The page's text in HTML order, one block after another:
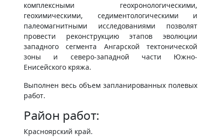
комплексными геохронологическими,
геохимическими, седиментологическими и
палеомагнитными исследованиями позволят
провести реконструкцию этапов эволюции
западного сегмента Ангарской тектонической
зоны и северо-западной части Южно-
Енисейского кряжа.
Выполнен весь объем запланированных полевых
работ.
Район работ:
Красноярский край.